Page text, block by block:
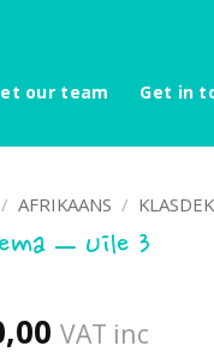
our team Get in
/ AFRIKAANS /
– Uile 3
VAT inc